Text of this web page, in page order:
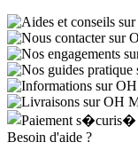
Besoin d'aide ?